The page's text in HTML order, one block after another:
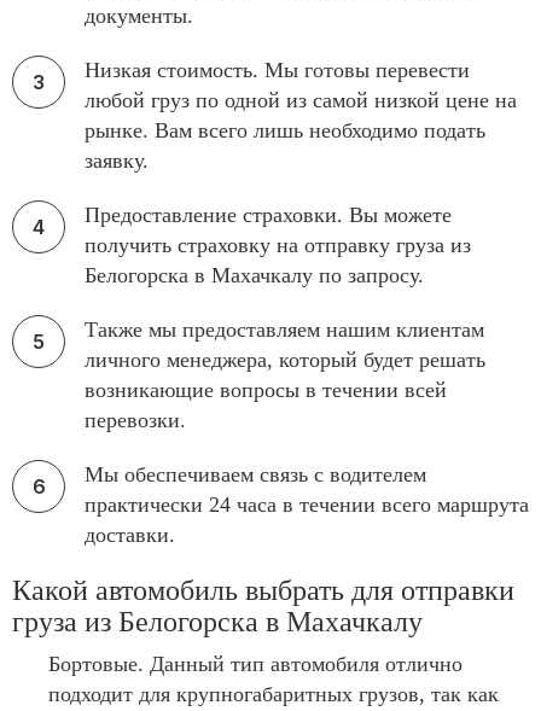
документы.
Низкая стоимость. Мы готовы перевести
любой груз по одной из самой низкой цене на
рынке. Вам всего лишь необходимо подать
заявку.
Предоставление страховки. Вы можете
получить страховку на отправку груза из
Белогорска в Махачкалу по запросу.
Также мы предоставляем нашим клиентам
личного менеджера, который будет решать
возникающие вопросы в течении всей
перевозки.
Мы обеспечиваем связь с водителем
практически 24 часа в течении всего маршрута
доставки.
Какой автомобиль выбрать для отправки
груза из Белогорска в Махачкалу
Бортовые. Данный тип автомобиля отлично
подходит для крупногабаритных грузов, так как